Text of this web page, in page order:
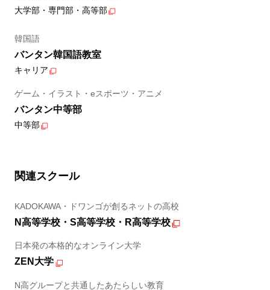
大学部・専門部・高等部
韓国語
バンタン韓国語教室
キャリア
ゲーム・イラスト・eスポーツ・アニメ
バンタン中等部
中等部
関連スクール
KADOKAWA・ドワンゴが創るネットの高校
N高等学校・S高等学校・R高等学校
日本発の本格的なオンライン大学
ZEN大学
N高グループと共通したあたらしい教育